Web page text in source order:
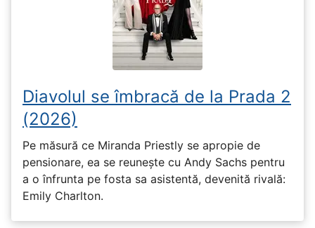
Diavolul se îmbracă de la Prada 2
(2026)
Pe măsură ce Miranda Priestly se apropie de
pensionare, ea se reunește cu Andy Sachs pentru
a o înfrunta pe fosta sa asistentă, devenită rivală:
Emily Charlton.